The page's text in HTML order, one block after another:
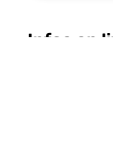
Infos en